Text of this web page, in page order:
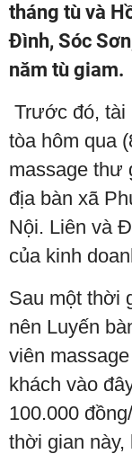
tháng tù và
Đình, Sóc
năm tù giam.
Trước đó, tài
tòa hôm qua
massage thư
địa bàn xã
Nội. Liên và
của kinh
Sau một thời
nên Luyến
viên
khách vào
100.000
thời gian này,